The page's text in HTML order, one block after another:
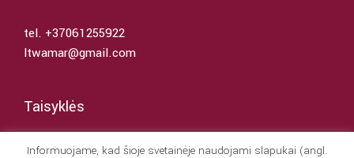
tel. +37061255922
ltwamar@gmail.com
Taisyklės
Naudojimosi taisyklės ir sąlygos
Informuojame, kad šioje svetainėje naudojami slapukai (angl.